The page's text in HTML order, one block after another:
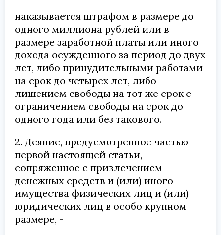
наказывается штрафом в размере до
одного миллиона рублей или в
размере заработной платы или иного
дохода осужденного за период до двух
лет, либо принудительными работами
на срок до четырех лет, либо
лишением свободы на тот же срок с
ограничением свободы на срок до
одного года или без такового.
2. Деяние, предусмотренное частью
первой настоящей статьи,
сопряженное с привлечением
денежных средств и (или) иного
имущества физических лиц и (или)
юридических лиц в особо крупном
размере, -